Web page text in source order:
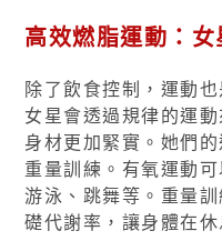
高效燃脂運動：
除了飲食控制，運動
女星會透過規律的運
身材更加緊實。她們
重量訓練。有氧運動
游泳、跳舞等。重量
礎代謝率，讓身體在